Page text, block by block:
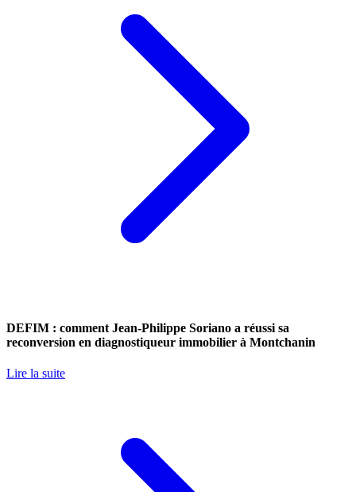
DEFIM : comment Jean-Philippe Soriano a réussi sa
reconversion en diagnostiqueur immobilier à Montchanin
Lire la suite